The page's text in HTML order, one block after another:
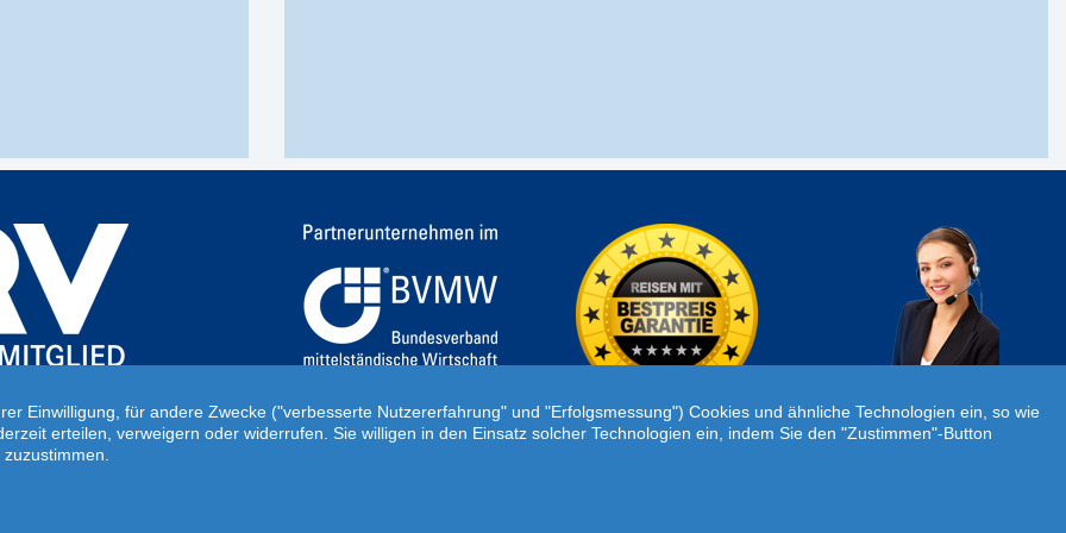
Individuelle Reiseanfrage!
Einwilligung, für andere Zwecke ("verbesserte Nutzererfahrung" und "Erfolgsmessung") Cookies und ähnliche Technologien ein, so wie
erteilen, verweigern oder widerrufen. Sie willigen in den Einsatz solcher Technologien ein, indem Sie den "Zustimmen"-Button